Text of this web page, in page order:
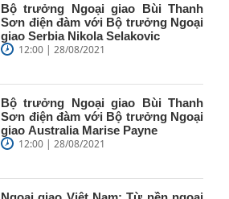
Bộ trưởng Ngoại giao Bùi Thanh
Sơn điện đàm với Bộ trưởng Ngoại
giao Serbia Nikola Selakovic
12:00 | 28/08/2021
Bộ trưởng Ngoại giao Bùi Thanh
Sơn điện đàm với Bộ trưởng Ngoại
giao Australia Marise Payne
12:00 | 28/08/2021